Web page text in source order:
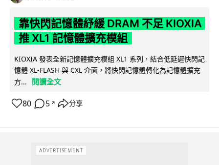
靠快閃記憶體紓緩 DRAM 不足 KIOXIA
推 XL1 記憶體擴充模組
KIOXIA 發表全新記憶體擴充模組 XL1 系列，結合低延遲快閃記
憶體 XL-FLASH 與 CXL 介面，將快閃記憶體轉化為記憶體擴充
方...
閱讀全文
80 5 ↗ 分享
ADVERTISEMENT